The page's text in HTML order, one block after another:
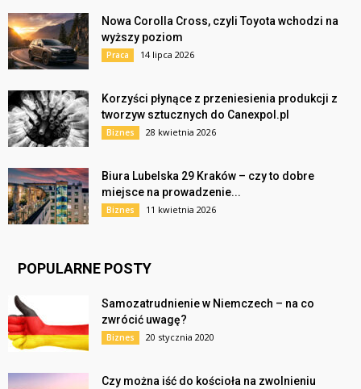
Nowa Corolla Cross, czyli Toyota wchodzi na
wyższy poziom
Praca 14 lipca 2026
Korzyści płynące z przeniesienia produkcji z
tworzyw sztucznych do Canexpol.pl
Biznes 28 kwietnia 2026
Biura Lubelska 29 Kraków – czy to dobre
miejsce na prowadzenie...
Biznes 11 kwietnia 2026
POPULARNE POSTY
Samozatrudnienie w Niemczech – na co
zwrócić uwagę?
Biznes 20 stycznia 2020
Czy można iść do kościoła na zwolnieniu